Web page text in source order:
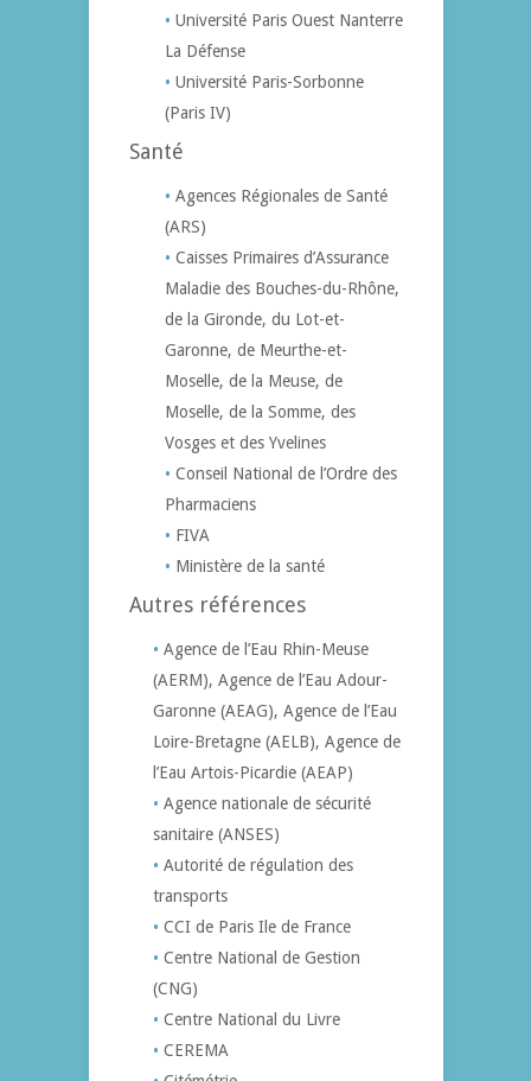
Université Paris Ouest Nanterre
La Défense
Université Paris-Sorbonne
(Paris IV)
Santé
Agences Régionales de Santé
(ARS)
Caisses Primaires d’Assurance
Maladie des Bouches-du-Rhône,
de la Gironde, du Lot-et-
Garonne, de Meurthe-et-
Moselle, de la Meuse, de
Moselle, de la Somme, des
Vosges et des Yvelines
Conseil National de l’Ordre des
Pharmaciens
FIVA
Ministère de la santé
Autres références
Agence de l’Eau Rhin-Meuse
(AERM), Agence de l’Eau Adour-
Garonne (AEAG), Agence de l’Eau
Loire-Bretagne (AELB), Agence de
l’Eau Artois-Picardie (AEAP)
Agence nationale de sécurité
sanitaire (ANSES)
Autorité de régulation des
transports
CCI de Paris Ile de France
Centre National de Gestion
(CNG)
Centre National du Livre
CEREMA